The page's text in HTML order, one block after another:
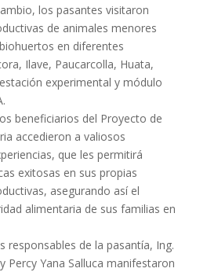
los pasantes visitaron
de animales menores
en diferentes
Ilave, Paucarcolla, Huata,
experimental y módulo
beneficiarios del Proyecto de
accedieron a valiosos
que les permitirá
exitosas en sus propias
asegurando así el
alimentaria de sus familias en
responsables de la pasantía, Ing.
Percy Yana Salluca manifestaron